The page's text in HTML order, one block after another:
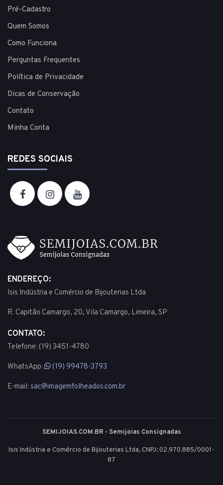
Pré-Cadastro
Quem Somos
Como Funciona
Perguntas Frequentes
Política de Privacidade
Dicas de Conservação
Contato
Minha Conta
REDES SOCIAIS
ENDEREÇO:
Isis Indústria e Comércio de Bijouterias Ltda
R. Capitão Camargo, 20, Vila Camargo, Limeira, SP
CONTATO:
Telefone: (19) 3451-4780
WhatsApp: (19) 99478-3793
E-mail: sac@imagemfolheados.com.br
SEMIJOIAS.COM.BR - Semijoias Consignadas
Isis Indústria e Comércio de Bijouterias Ltda, CNPJ: 02.970.885/0001-
87